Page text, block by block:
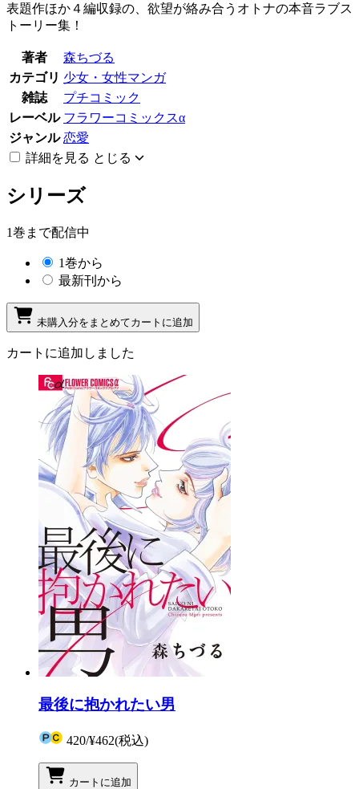
表題作ほか４編収録の、欲望が絡み合うオトナの本音ラブス
トーリー集！
著者
森ちづる
カテゴリ 少女・女性マンガ
雑誌
プチコミック
レーベル フラワーコミックスα
ジャンル 恋愛
詳細を見る とじる
シリーズ
1巻まで配信中
1巻から
最新刊から
未購入分をまとめてカートに追加
カートに追加しました
最後に抱かれたい男
420/¥462(税込)
カートに追加